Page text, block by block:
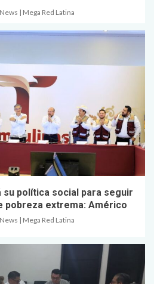
| Mega Red Latina
política social para seguir
pobreza extrema: Américo
| Mega Red Latina